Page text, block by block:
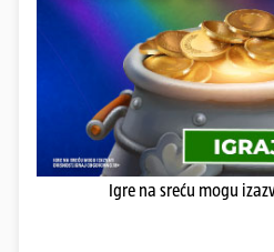
Igre na sreću mogu